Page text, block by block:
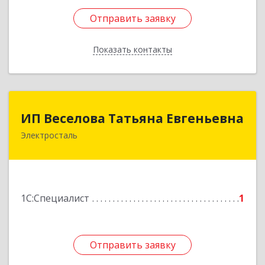
Отправить заявку
Показать контакты
Отправить заявку
Назад
ИП Веселова Татьяна Евгеньевна
Электросталь
1С:Специалист 1
Отправить заявку
144000, Московская обл, Электросталь г,
Отправить заявку